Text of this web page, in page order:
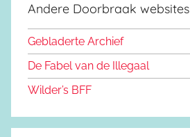
n
b
o
o
k
Andere Doorbraak websites
Gebladerte Archief
De Fabel van de Illegaal
Wilder’s BFF